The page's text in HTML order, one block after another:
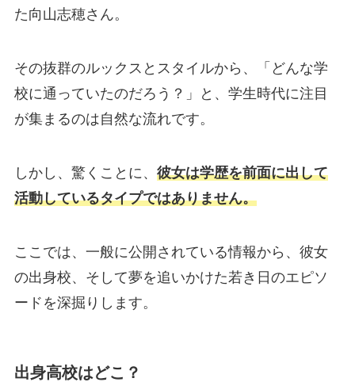
た向山志穂さん。
その抜群のルックスとスタイルから、「どんな学
校に通っていたのだろう？」と、学生時代に注目
が集まるのは自然な流れです。
しかし、驚くことに、 彼女は学歴を前面に出して
活動しているタイプではありません。
ここでは、一般に公開されている情報から、彼女
の出身校、そして夢を追いかけた若き日のエピソ
ードを深掘りします。
出身高校はどこ？